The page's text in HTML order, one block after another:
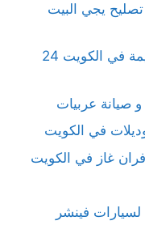
يجي البيت
خدمات تصليح سيارات حديثة و قديمة في الكويت 24
صيانة عربيات
في الكويت
غاز في الكويت
فينشر